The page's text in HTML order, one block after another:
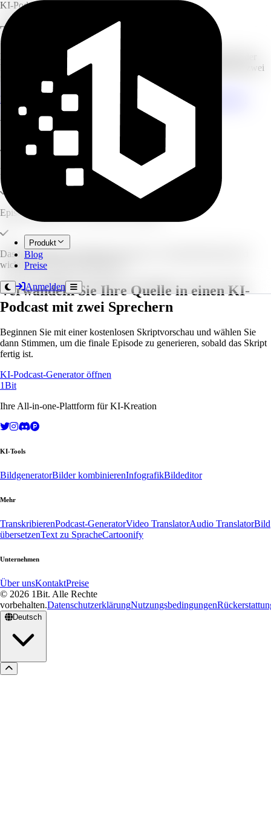
Produkt
Blog
Preise
Anmelden
KI-Podcast-Generator
Text-zu-Podcast-Generator
Fügen Sie beliebigen Text ein — Notizen, Aufsätze, Entwürfe oder
Ideen — und erhalten Sie eine strukturierte Podcast-Episode mit zwei
Kostenlose Skriptvorschau generieren
Alle Quelltypen entdecken
Was Sie erstellen können
Mit beliebigem eingefügtem Text beginnen
Episodenlänge und Gesprächsstil festlegen
Das finale Audio, Transkript, Shownotes, Zusammenfassung und
wichtige Erkenntnisse generieren
Verwandeln Sie Ihre Quelle in einen KI-
Podcast mit zwei Sprechern
Beginnen Sie mit einer kostenlosen Skriptvorschau und wählen Sie
dann Stimmen, um die finale Episode zu generieren, sobald das Skript
fertig ist.
KI-Podcast-Generator öffnen
1Bit
Ihre All-in-one-Plattform für KI-Kreation
KI-Tools
BildgeneratorBilder kombinierenInfografikBildeditor
Mehr
TranskribierenPodcast-GeneratorVideo TranslatorAudio TranslatorBild
übersetzenText zu SpracheCartoonify
Unternehmen
Über unsKontaktPreise
© 2026 1Bit. Alle Rechte
vorbehalten.DatenschutzerklärungNutzungsbedingungen
Deutsch